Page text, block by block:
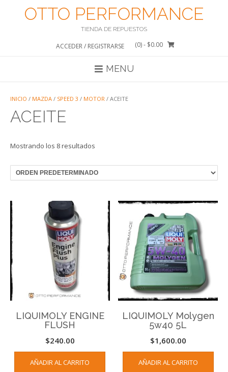
OTTO PERFORMANCE
TIENDA DE REPUESTOS
ACCEDER / REGISTRARSE (0)- $0.00
MENU
INICIO / MAZDA / SPEED 3 / MOTOR / ACEITE
ACEITE
Mostrando los 8 resultados
LIQUIMOLY ENGINE
FLUSH
$240.00
AÑADIR AL CARRITO
LIQUIMOLY Molygen
5w40 5L
$1,600.00
AÑADIR AL CARRITO